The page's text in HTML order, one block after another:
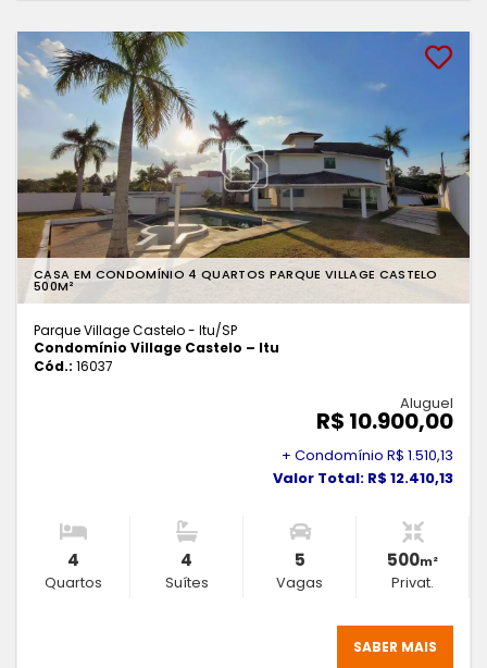
CASA EM CONDOMÍNIO 4 QUARTOS PARQUE VILLAGE CASTELO
500M²
Parque Village Castelo - Itu/SP
Condomínio Village Castelo – Itu
Cód.: 16037
Aluguel
R$ 10.900,00
+ Condomínio R$ 1.510,13
Valor Total: R$ 12.410,13
4
Quartos
4
Suítes
5
Vagas
500m²
Privat.
SABER MAIS